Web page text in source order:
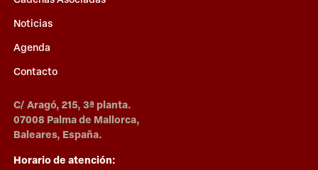
Noticias
Agenda
Contacto
C/ Aragó, 215, 3ª planta.
07008 Palma de Mallorca,
Baleares, España.
Horario de atención: